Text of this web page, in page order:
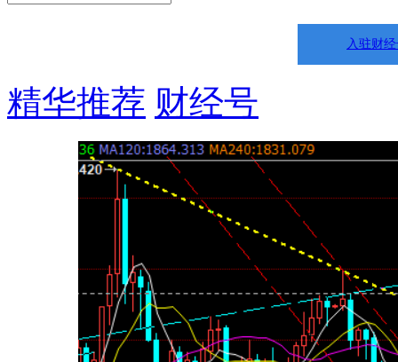
入驻财
精华推荐 财经号